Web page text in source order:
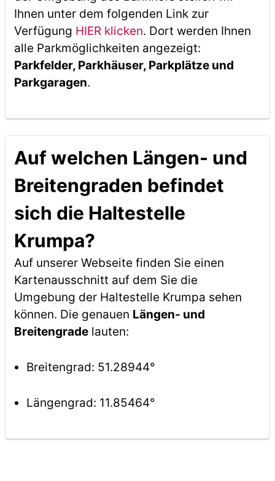
Ihnen unter dem folgenden Link zur
Verfügung HIER klicken. Dort werden Ihnen
alle Parkmöglichkeiten angezeigt:
Parkfelder, Parkhäuser, Parkplätze und
Parkgaragen.
Auf welchen Längen- und
Breitengraden befindet
sich die Haltestelle
Krumpa?
Auf unserer Webseite finden Sie einen
Kartenausschnitt auf dem Sie die
Umgebung der Haltestelle Krumpa sehen
können. Die genauen Längen- und
Breitengradelauten:
Breitengrad: 51.28944°
Längengrad: 11.85464°